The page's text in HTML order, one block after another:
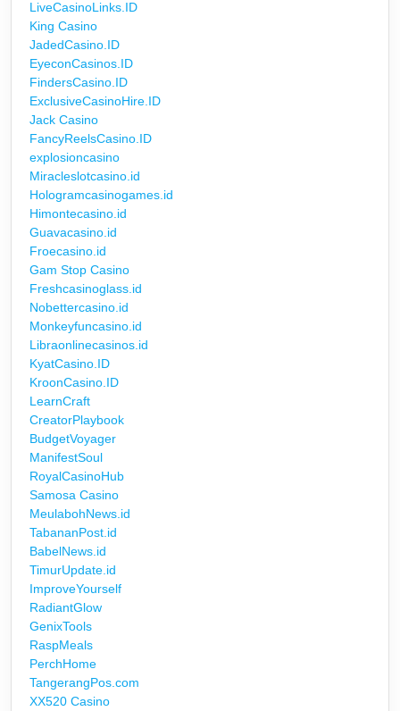
LiveCasinoLinks.ID
King Casino
JadedCasino.ID
EyeconCasinos.ID
FindersCasino.ID
ExclusiveCasinoHire.ID
Jack Casino
FancyReelsCasino.ID
explosioncasino
Miracleslotcasino.id
Hologramcasinogames.id
Himontecasino.id
Guavacasino.id
Froecasino.id
Gam Stop Casino
Freshcasinoglass.id
Nobettercasino.id
Monkeyfuncasino.id
Libraonlinecasinos.id
KyatCasino.ID
KroonCasino.ID
LearnCraft
CreatorPlaybook
BudgetVoyager
ManifestSoul
RoyalCasinoHub
Samosa Casino
MeulabohNews.id
TabananPost.id
BabelNews.id
TimurUpdate.id
ImproveYourself
RadiantGlow
GenixTools
RaspMeals
PerchHome
TangerangPos.com
XX520 Casino